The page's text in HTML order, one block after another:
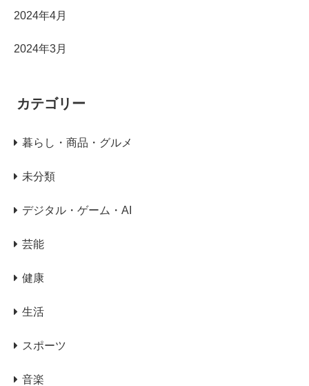
2024年4月
2024年3月
カテゴリー
暮らし・商品・グルメ
未分類
デジタル・ゲーム・AI
芸能
健康
生活
スポーツ
音楽